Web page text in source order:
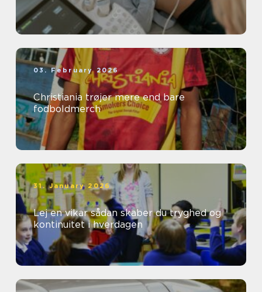
03. February 2026
Christiania trøjer mere end bare
fodboldmerch
31. January 2026
Lej en vikar sådan skaber du tryghed og
kontinuitet i hverdagen